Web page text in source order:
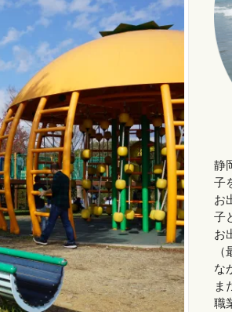
静
子
お
子
お
な
ま
職